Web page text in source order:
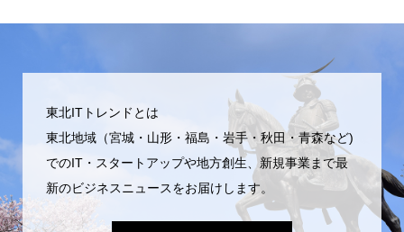
東北ITトレンドとは
東北地域（宮城・山形・福島・岩手・秋田・青森など)
でのIT・スタートアップや地方創生、新規事業まで最
新のビジネスニュースをお届けします。